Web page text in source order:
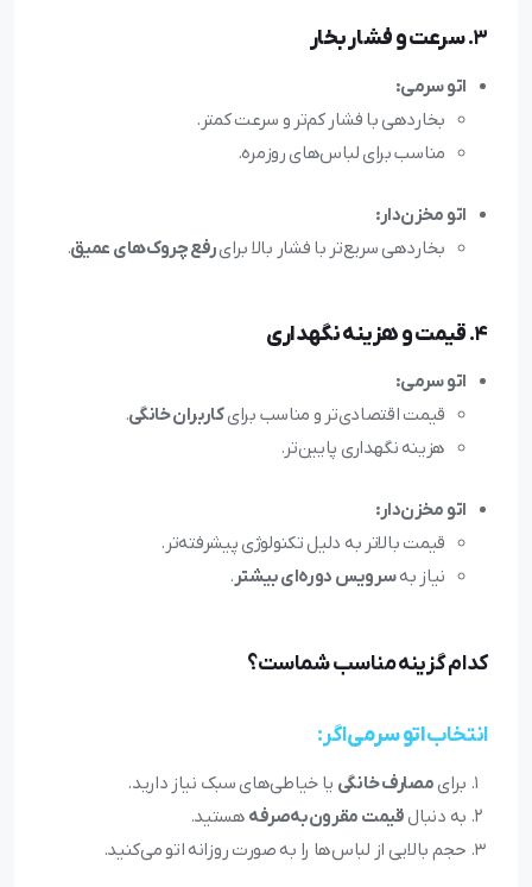
3. سرعت و فشار بخار
اتو سرمی:
بخاردهی با فشار کم‌تر و سرعت کمتر.
مناسب برای لباس‌های روزمره.
اتو مخزن‌دار:
بخاردهی سریع‌تر با فشار بالا برایرفع چروک‌های عمیق.
4. قیمت و هزینه نگهداری
اتو سرمی:
قیمت اقتصادی‌تر و مناسب برایکاربران خانگی.
هزینه نگهداری پایین‌تر.
اتو مخزن‌دار:
قیمت بالاتر به دلیل تکنولوژی پیشرفته‌تر.
نیاز بهسرویس دوره‌ای بیشتر.
کدام گزینه مناسب شماست؟
انتخاباتو سرمیاگر:
برای مصارف خانگی یا خیاطی‌های سبک نیاز دارید.
به دنبال قیمت مقرون‌به‌صرفه هستید.
حجم بالایی از لباس‌ها را به صورت روزانه اتو می‌کنید.